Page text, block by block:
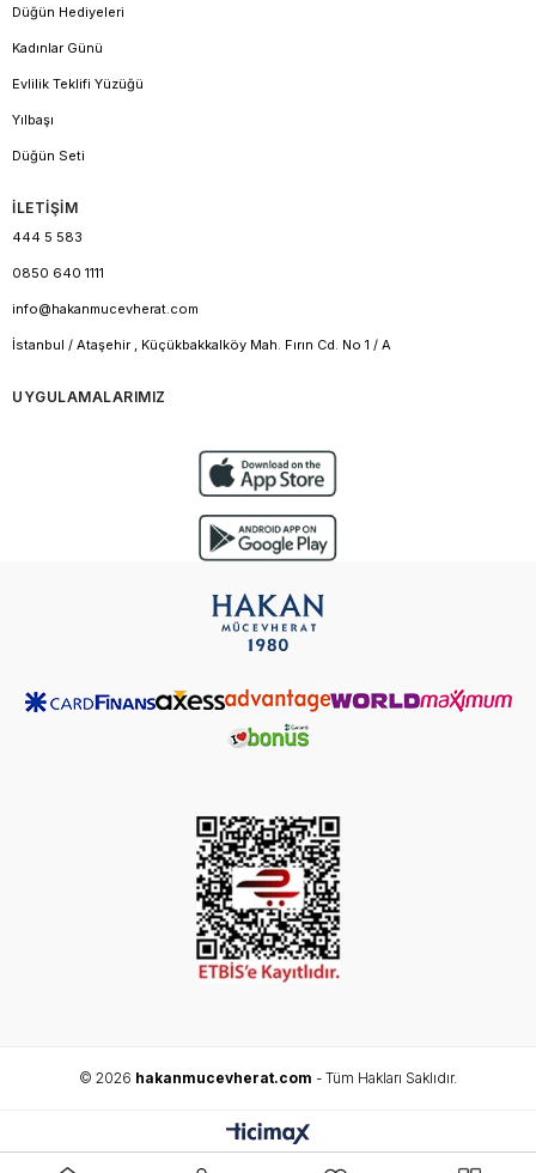
Düğün Hediyeleri
Kadınlar Günü
Evlilik Teklifi Yüzüğü
Yılbaşı
Düğün Seti
İLETİŞİM
444 5 583
0850 640 1111
info@hakanmucevherat.com
İstanbul / Ataşehir , Küçükbakkalköy Mah. Fırın Cd. No 1 / A
UYGULAMALARIMIZ
© 2026 hakanmucevherat.com - Tüm Hakları Saklıdır.